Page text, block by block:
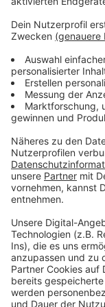
Es gibt diese
Weißglut
Autofahren
benutzen. Wo
Gesicht bis zum
gegen die Wand
zwischen wirren
meistens bunt